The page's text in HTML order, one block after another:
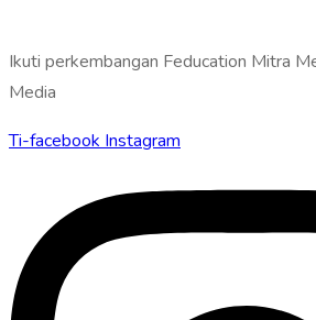
Ikuti perkembangan Feducation Mitra
Media
Ti-facebook Instagram